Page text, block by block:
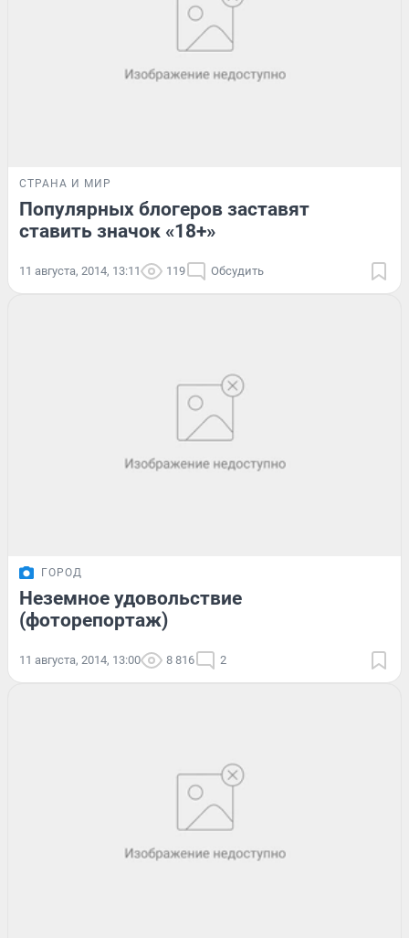
СТРАНА И МИР
Популярных блогеров заставят
ставить значок «18+»
11 августа, 2014, 13:11 119 Обсудить
ГОРОД
Неземное удовольствие
(фоторепортаж)
11 августа, 2014, 13:00 8 816 2